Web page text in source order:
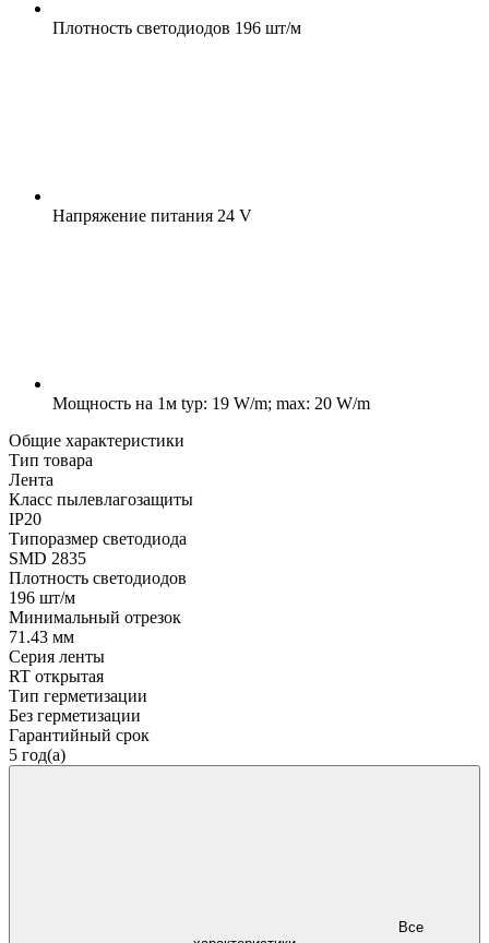
Плотность светодиодов 196 шт/м
Напряжение питания 24 V
Мощность на 1м typ: 19 W/m; max: 20 W/m
Общие характеристики
Тип товара
Лента
Класс пылевлагозащиты
IP20
Типоразмер светодиода
SMD 2835
Плотность светодиодов
196 шт/м
Минимальный отрезок
71.43 мм
Серия ленты
RT открытая
Тип герметизации
Без герметизации
Гарантийный срок
5 год(а)